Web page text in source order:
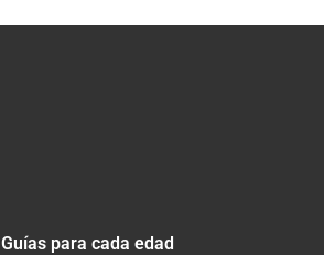
Guías para cada edad